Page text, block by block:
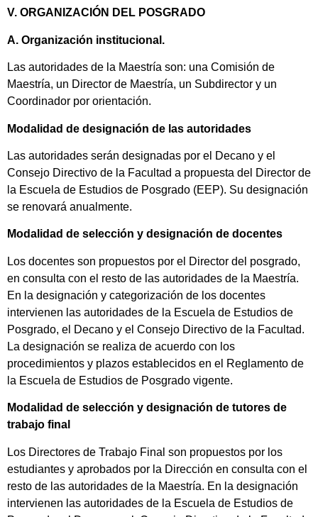
V. ORGANIZACIÓN DEL POSGRADO
A. Organización institucional.
Las autoridades de la Maestría son: una Comisión de
Maestría, un Director de Maestría, un Subdirector y un
Coordinador por orientación.
Modalidad de designación de las autoridades
Las autoridades serán designadas por el Decano y el
Consejo Directivo de la Facultad a propuesta del Director de
la Escuela de Estudios de Posgrado (EEP). Su designación
se renovará anualmente.
Modalidad de selección y designación de docentes
Los docentes son propuestos por el Director del posgrado,
en consulta con el resto de las autoridades de la Maestría.
En la designación y categorización de los docentes
intervienen las autoridades de la Escuela de Estudios de
Posgrado, el Decano y el Consejo Directivo de la Facultad.
La designación se realiza de acuerdo con los
procedimientos y plazos establecidos en el Reglamento de
la Escuela de Estudios de Posgrado vigente.
Modalidad de selección y designación de tutores de
trabajo final
Los Directores de Trabajo Final son propuestos por los
estudiantes y aprobados por la Dirección en consulta con el
resto de las autoridades de la Maestría. En la designación
intervienen las autoridades de la Escuela de Estudios de